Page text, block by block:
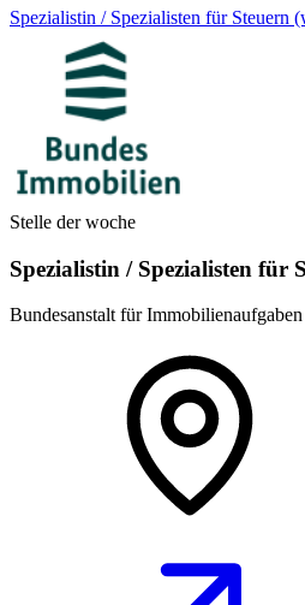
Spezialistin / Spezialisten für Steuern
Stelle der woche
Spezialistin / Spezialisten für
Bundesanstalt für